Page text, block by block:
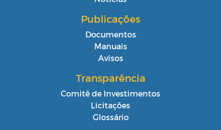
Publicações
Documentos
Manuais
Avisos
Transparência
Comitê de Investimentos
Licitações
Glossário